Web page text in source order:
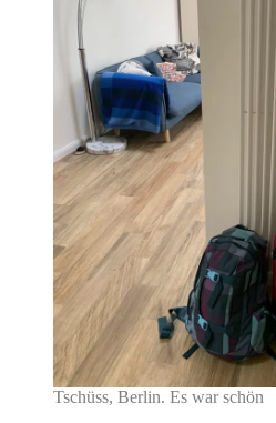
Tschüss, Berlin. Es war schön